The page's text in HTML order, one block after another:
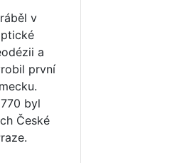
v
a
první
byl
České